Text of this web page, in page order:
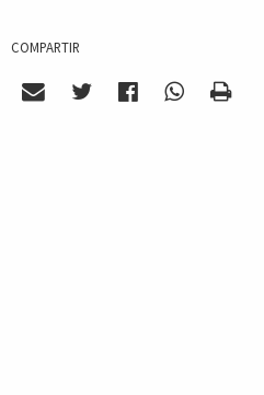
COMPARTIR